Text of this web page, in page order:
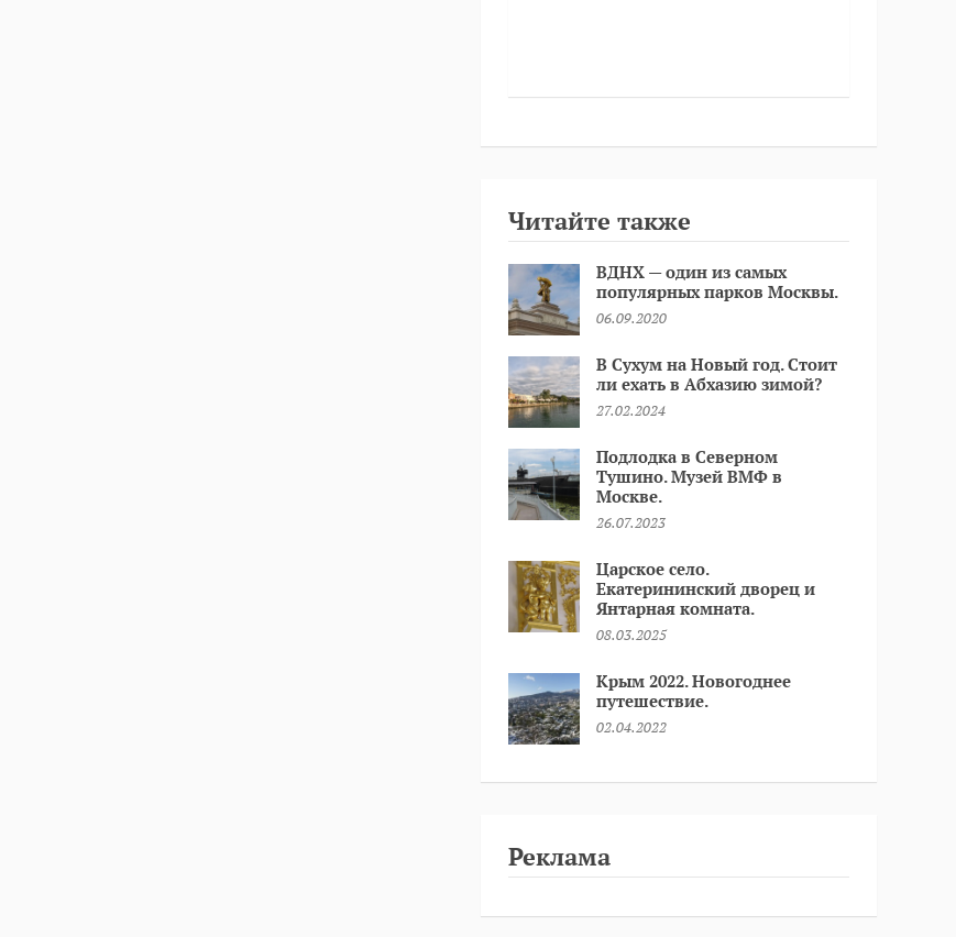
Читайте также
ВДНХ — один из самых
популярных парков Москвы.
06.09.2020
В Сухум на Новый год. Стоит
ли ехать в Абхазию зимой?
27.02.2024
Подлодка в Северном
Тушино. Музей ВМФ в
Москве.
26.07.2023
Царское село.
Екатерининский дворец и
Янтарная комната.
08.03.2025
Крым 2022. Новогоднее
путешествие.
02.04.2022
Реклама